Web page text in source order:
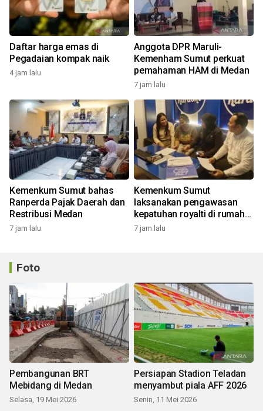
Daftar harga emas di
Pegadaian kompak naik
4 jam lalu
Anggota DPR Maruli-
Kemenham Sumut perkuat
pemahaman HAM di Medan
7 jam lalu
Kemenkum Sumut bahas
Ranperda Pajak Daerah dan
Restribusi Medan
7 jam lalu
Kemenkum Sumut
laksanakan pengawasan
kepatuhan royalti di rumah
bernyanyi
7 jam lalu
Foto
Pembangunan BRT
Mebidang di Medan
Selasa, 19 Mei 2026
Persiapan Stadion Teladan
menyambut piala AFF 2026
Senin, 11 Mei 2026